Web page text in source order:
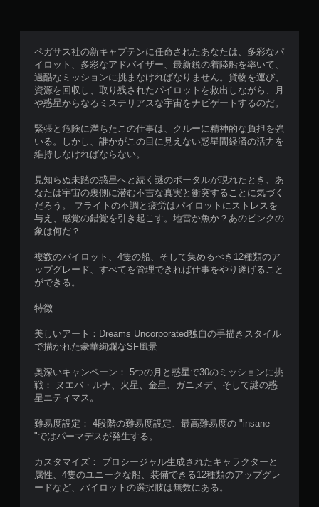
ペガサス社の新キャプテンに任命されたあなたは、多彩なパ
イロット、多彩なアドバイザー、最新鋭の着陸船を率いて、
過酷なミッションに挑まなければなりません。貨物を運び、
資源を回収し、取り残されたパイロットを救出しながら、月
や惑星からなるミステリアスな宇宙をナビゲートするのだ。
緊張と危険に満ちたこの仕事は、クルーに精神的な負担を強
いる。しかし、誰かがこの目に見えない惑星間経済の活力を
維持しなければならない。
見知らぬ未踏の惑星へと続く謎のポータルが現れたとき、あ
なたは宇宙の裏側に潜む不吉な真実と衝突することに気づく
だろう。 フライトの不調と疲労はパイロットにストレスを
与え、感覚の錯覚を引き起こす。地雷か魚か？あのピンクの
象は何だ？
複数のパイロット、4隻の船、そして集めるべき12種類のア
ップグレード、すべてを管理できれば仕事をやり遂げること
ができる。
特徴
美しいアート：Dreams Uncorporated独自の手描きスタイル
で描かれた豪華絢爛なSF風景
奥深いキャンペーン： 5つの月と惑星で30のミッションに挑
戦： ヌエバ・ルナ、火星、金星、ガニメデ、そして謎の惑
星エティマス。
難易度設定： 4段階の難易度設定、最高難易度の "insane
"ではパーマデスが発生する。
カスタマイズ： プロシージャル生成されたキャラクターと
属性、4隻のユニークな船、装備できる12種類のアップグレ
ードなど、パイロットの選択肢は無数にある。